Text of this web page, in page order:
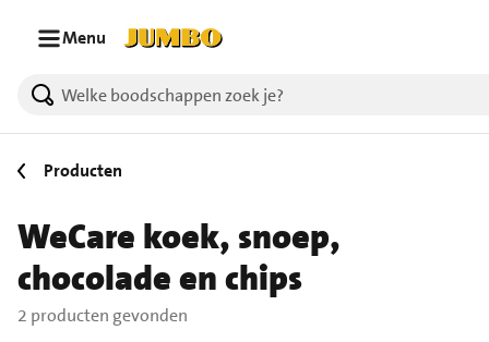
Menu
2 producten gevonden.
Producten
WeCare koek, snoep,
chocolade en chips
2 producten gevonden